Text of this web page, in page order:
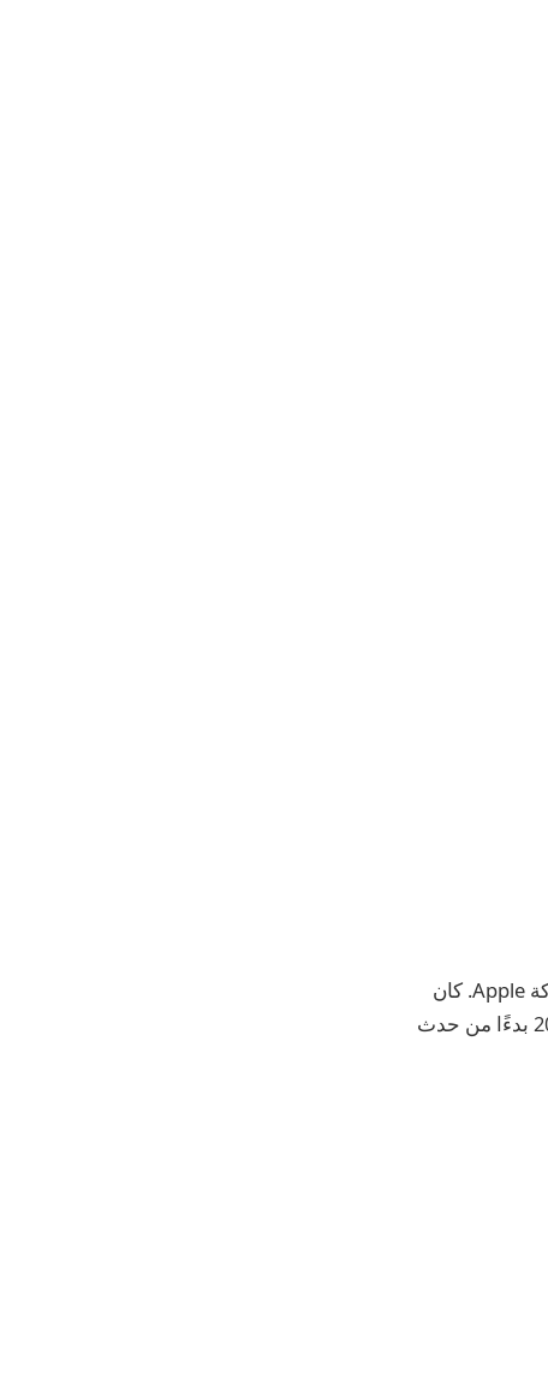
نحن على بعد شهر واحد فقط من الخريف، وبدء موسم إطلاق المنتجات الرئيسية لشركة Apple. كان
الصيف هادئًا بالنسبة للمنتجات الجديدة، لكن شركة Apple تستعد لخريف كبير عام 2024 بدءًا من حدث